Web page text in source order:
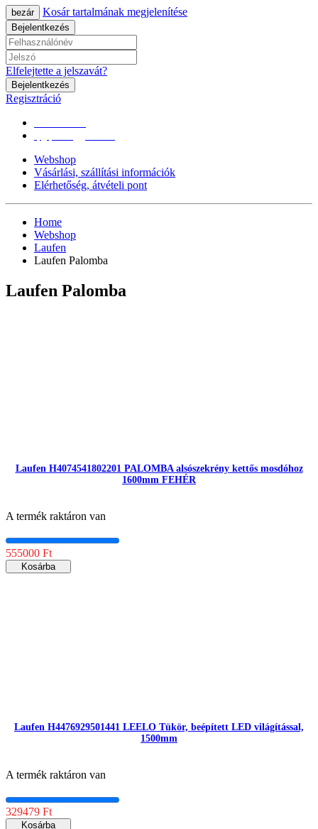
bezár Kosár tartalmának megjelenítése
Bejelentkezés
Elfelejtette a jelszavát?
Bejelentkezés
Regisztráció
Webshop
Vásárlási, szállítási információk
Elérhetőség, átvételi pont
Home
Webshop
Laufen
Laufen Palomba
Laufen Palomba
Laufen H4074541802201 PALOMBA alsószekrény kettős mosdóhoz
1600mm FEHÉR
A termék raktáron van
555000 Ft
Kosárba
Laufen H4476929501441 LEELO Tükör, beépített LED világítással,
1500mm
A termék raktáron van
329479 Ft
Kosárba